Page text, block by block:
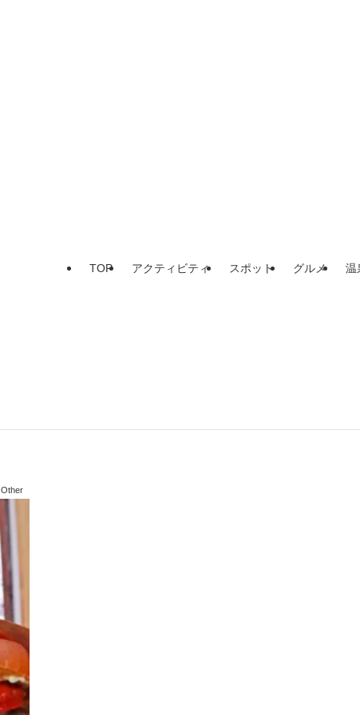
TOP アクティビティ スポット グルメ 温
Other